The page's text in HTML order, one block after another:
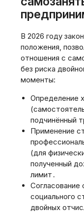
В 2026 году
положения‚
отношения с
без риска
моменты:
Определение
подчинённый
Применение
(для
полученный
лимит․
Согласование
социального
двойных